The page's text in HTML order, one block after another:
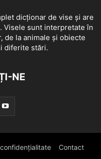
dicționar de vise și are
Visele sunt interpretate în
de la animale și obiecte
diferite stări.
NE
Contact